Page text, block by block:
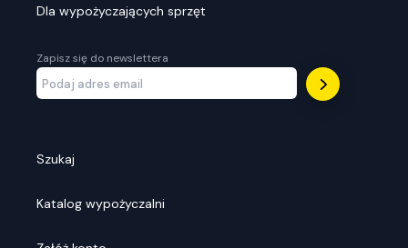
Dla wypożyczających sprzęt
Zapisz się do newslettera
Szukaj
Katalog wypożyczalni